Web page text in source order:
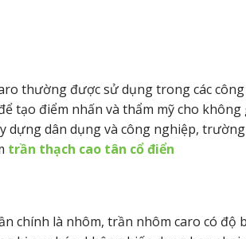
thường được sử dụng trong các
tạo điểm nhấn và thẩm mỹ cho
dựng dân dụng và công nghiệp,
trần thạch cao tân cổ điển
chính là nhôm, trần nhôm caro có